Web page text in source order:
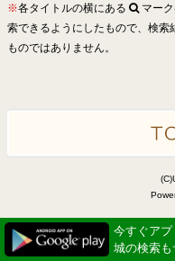
※各タイトルの横にある
マー
索できるようにしたもので、検索
ものではありません。
今すぐア
城の検索も